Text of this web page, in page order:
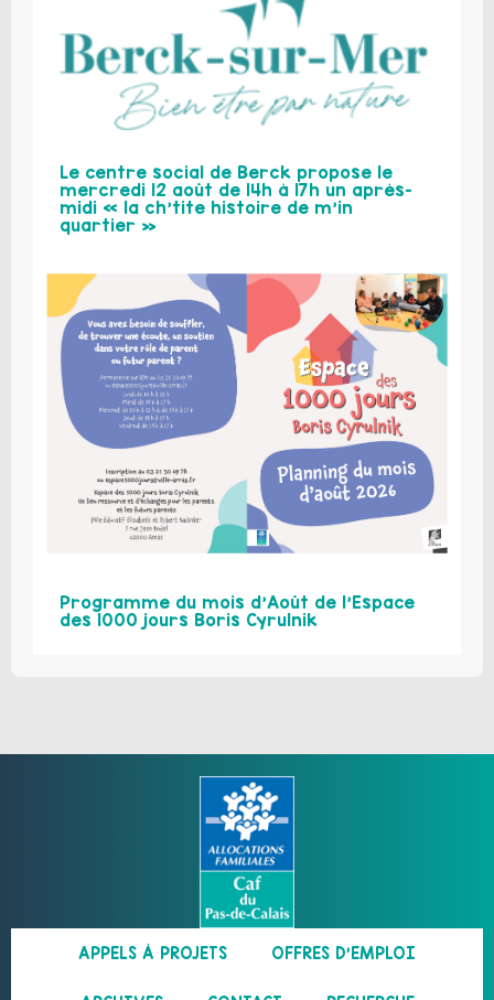
Le centre social de Berck propose le
mercredi 12 août de 14h à 17h un après-
midi « la ch’tite histoire de m’in
quartier »
Programme du mois d’Août de l’Espace
des 1000 jours Boris Cyrulnik
APPELS À PROJETS OFFRES D’EMPLOI